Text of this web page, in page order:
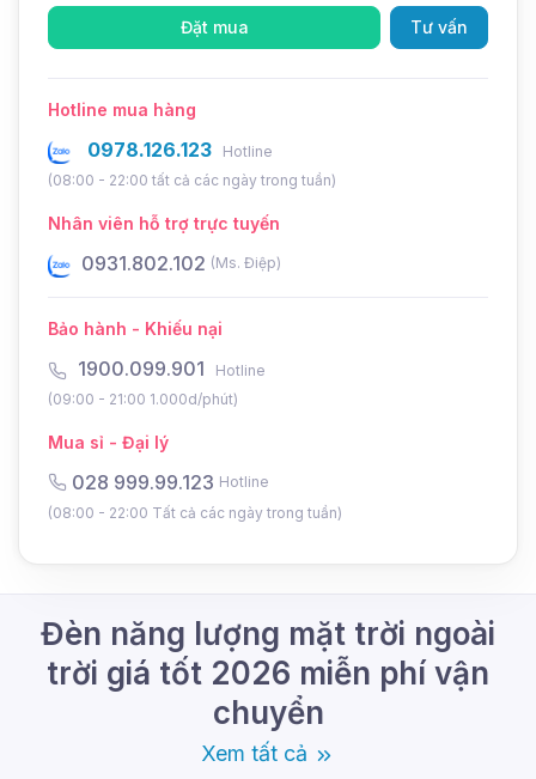
Đèn năng lượng mặt trời liền thể 1000W LT-B1000
của DMT Solar không chỉ là một thiết bị chiếu sáng
công nghệ tiên tiến và thiết kế hiện đại, mang lại
cho bạn giải pháp chiếu sáng hiệu quả và bền bỉ.
liền thể 1000W
Đèn LT-B1000 có thiết kế liền thể, gọn gàng
và dễ lắp đặt. Vỏ đèn được làm từ nhựa ABS
và kính cường lực, đảm bảo độ bền cao và
Đặt mua Tư vấn
Hotline mua hàng
0978.126.123
Hotline
(08:00 - 22:00 tất cả các ngày trong tuần)
Nhân viên hỗ trợ trực tuyến
0931.802.102 (Ms. Điệp)
Bảo hành - Khiếu nại
1900.099.901
Hotline
(09:00 - 21:00 1.000d/phút)
Mua sỉ - Đại lý
028 999.99.123 Hotline
(08:00 - 22:00 Tất cả các ngày trong tuần)
Đèn năng lượng mặt trời ngoài
trời giá tốt 2026 miễn phí vận
chuyển
Xem tất cả